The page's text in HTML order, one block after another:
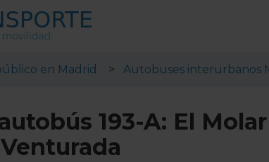
en Madrid Autobuses interurbanos
193-A: El